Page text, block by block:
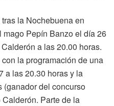
la Nochebuena en
Pepín Banzo el día 26
a las 20.00 horas.
la programación de una
a las 20.30 horas y la
del concurso
Parte de la